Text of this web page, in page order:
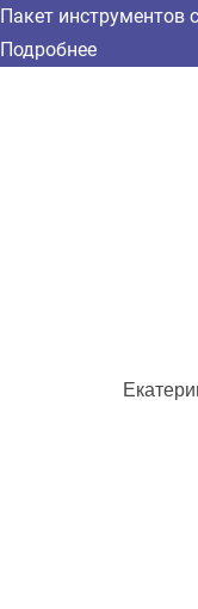
Пакет инструментов
Подробнее